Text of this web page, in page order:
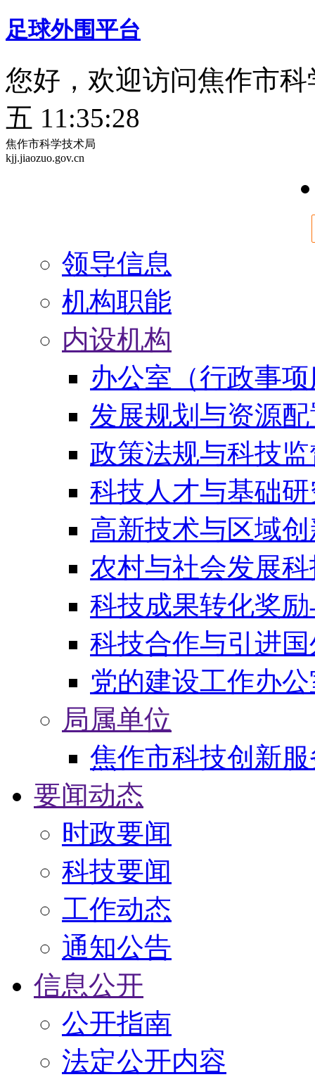
足球外围平台
您好，欢迎访问焦作市
五 11:35:28
焦作市科学技术局
kjj.jiaozuo.gov.cn
领导信息
机构职能
内设机构
办公室（行政事
发展规划与资源
政策法规与科技
科技人才与基础
高新技术与区域
农村与社会发展
科技成果转化奖
科技合作与引进
党的建设工作办
局属单位
焦作市科技创新
要闻动态
时政要闻
科技要闻
工作动态
通知公告
信息公开
公开指南
法定公开内容